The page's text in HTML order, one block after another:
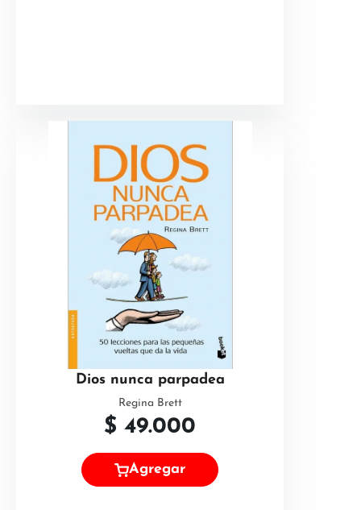
Dios nunca parpadea
Regina Brett
$ 49.000
Agregar